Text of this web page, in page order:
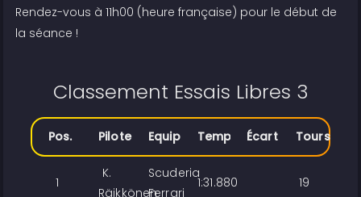
Rendez-vous à 11h00 (heure française) pour le début de
la séance !
Classement Essais Libres 3
Pos. Pilote Equipe Temps Écart Tours
1
K.
Räikkönen
Scuderia
Ferrari
1:31.880 19